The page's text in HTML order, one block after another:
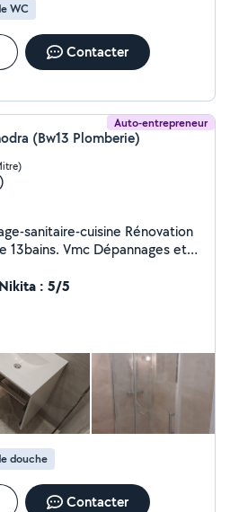
WC
Contacter
Auto-entrepreneur
(Bw13 Plomberie)
cuisine Rénovation
13bains. Vmc Dépannages et
de chauffage.
eau.
de fuite et réparation.
et vasque& paroi de douche
raisonnable. Boulkhodra
: 5/5
douche
Contacter